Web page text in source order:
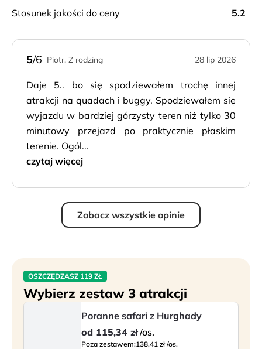
stosunek jakości do ceny
5.2
5/6 Piotr, Z rodziną 28 lip 2026
Daje 5.. bo się spodziewałem trochę innej
atrakcji na quadach i buggy. Spodziewałem się
wyjazdu w bardziej górzysty teren niż tylko 30
minutowy przejazd po praktycznie płaskim
terenie. Ogól...
czytaj więcej
Zobacz wszystkie opinie
OSZCZĘDZASZ 119 ZŁ
Wybierz zestaw 3 atrakcji
Poranne safari z Hurghady
od 115,34 zł /os.
Poza zestawem:138,41 zł /os.